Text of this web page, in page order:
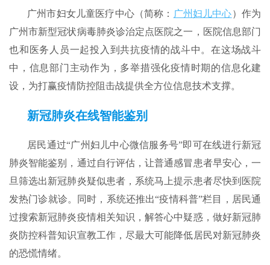
广州市妇女儿童医疗中心（简称： 广州妇儿中心）作为
广州市新型冠状病毒肺炎诊治定点医院之一，医院信息部门
也和医务人员一起投入到共抗疫情的战斗中。在这场战斗
中，信息部门主动作为，多举措强化疫情时期的信息化建
设，为打赢疫情防控阻击战提供全方位信息技术支撑。
新冠肺炎在线智能鉴别
居民通过“广州妇儿中心微信服务号”即可在线进行新冠
肺炎智能鉴别，通过自行评估，让普通感冒患者早安心，一
旦筛选出新冠肺炎疑似患者，系统马上提示患者尽快到医院
发热门诊就诊。同时，系统还推出“疫情科普”栏目，居民通
过搜索新冠肺炎疫情相关知识，解答心中疑惑，做好新冠肺
炎防控科普知识宣教工作，尽最大可能降低居民对新冠肺炎
的恐慌情绪。